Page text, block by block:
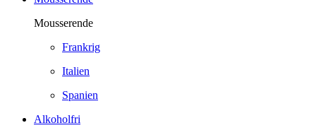
Mousserende
Frankrig
Italien
Spanien
Alkoholfri